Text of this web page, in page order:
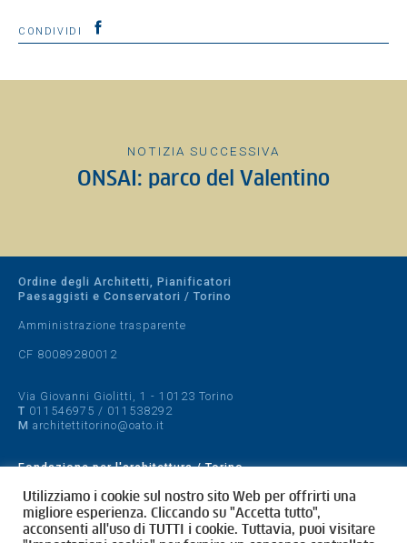
CONDIVIDI
NOTIZIA SUCCESSIVA
ONSAI: parco del Valentino
Ordine degli Architetti, Pianificatori
Paesaggisti e Conservatori / Torino
Amministrazione trasparente
CF 80089280012
Via Giovanni Giolitti, 1 - 10123 Torino
T 011546975 / 011538292
M architettitorino@oato.it
Fondazione per l'architettura / Torino
Designed by quattrolinee.it
Cookie Policy
Utilizziamo i cookie sul nostro sito Web per offrirti una
migliore esperienza. Cliccando su "Accetta tutto",
acconsenti all'uso di TUTTI i cookie. Tuttavia, puoi visitare